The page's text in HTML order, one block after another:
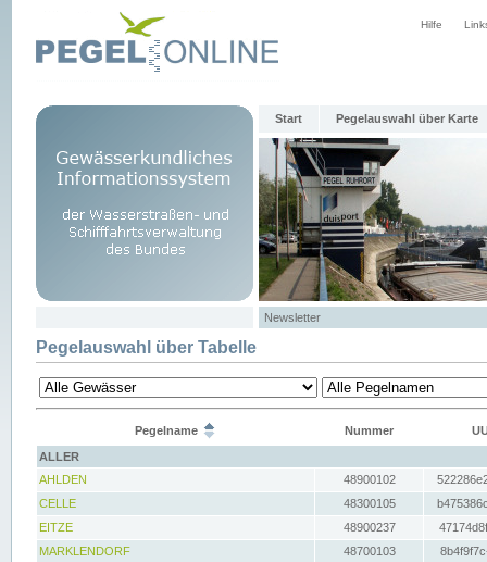
Hilfe
Start Pegelauswahl über Karte
Newsletter
Pegelauswahl über Tabelle
Pegelname Nummer
ALLER
AHLDEN
48900102
CELLE
48300105
EITZE
48900237
MARKLENDORF
48700103